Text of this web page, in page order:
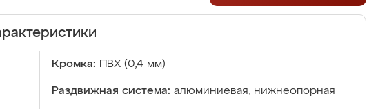
Кромка: ПВХ (0,4 мм)
Раздвижная система: алюминиевая, нижнеопорная